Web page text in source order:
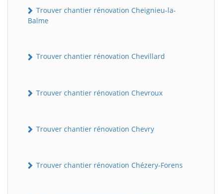
Trouver chantier rénovation Cheignieu-la-
Balme
Trouver chantier rénovation Chevillard
Trouver chantier rénovation Chevroux
Trouver chantier rénovation Chevry
Trouver chantier rénovation Chézery-Forens